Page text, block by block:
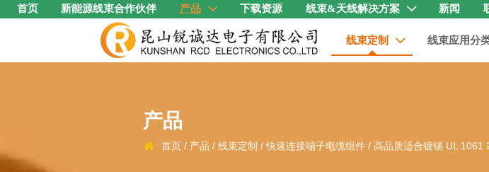
首页 新能源线束合作伙伴 产品  下载资源 线束&天线解决方案  新闻
线束定制  线束应用分
产品
 首页 / 产品 /线束定制 /快速连接端子电缆组件 /高品质适合镀锡 UL 1061